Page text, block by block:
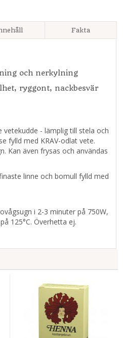
Fakta
och nerkylning
ryggont, nackbesvär
vetekudde - lämplig till stela och
fylld med KRAV-odlat vete.
Kan även frysas och användas
linne och bomull fylld med
i 2-3 minuter på 750W,
125°C. Överhetta ej.